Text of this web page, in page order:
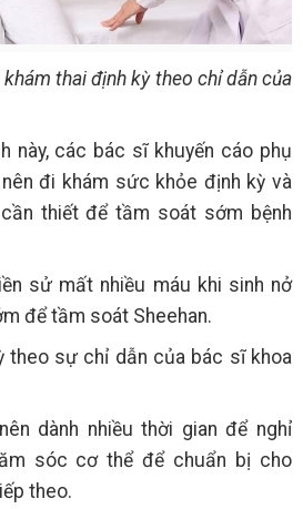
thai định kỳ theo chỉ dẫn của
này, các bác sĩ khuyến cáo phụ
đi khám sức khỏe định kỳ và
thiết để tầm soát sớm bệnh
sử mất nhiều máu khi sinh nở
để tầm soát Sheehan.
theo sự chỉ dẫn của bác sĩ khoa
dành nhiều thời gian để nghỉ
sóc cơ thể để chuẩn bị cho
theo.